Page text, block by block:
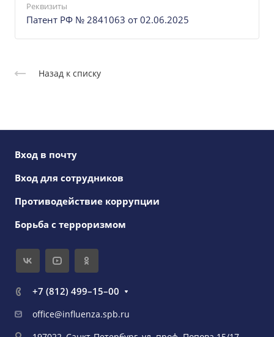
Реквизиты
Патент РФ № 2841063 от 02.06.2025
Назад к списку
Вход в почту
Вход для сотрудников
Противодействие коррупции
Борьба с терроризмом
+7 (812) 499–15–00
office@influenza.spb.ru